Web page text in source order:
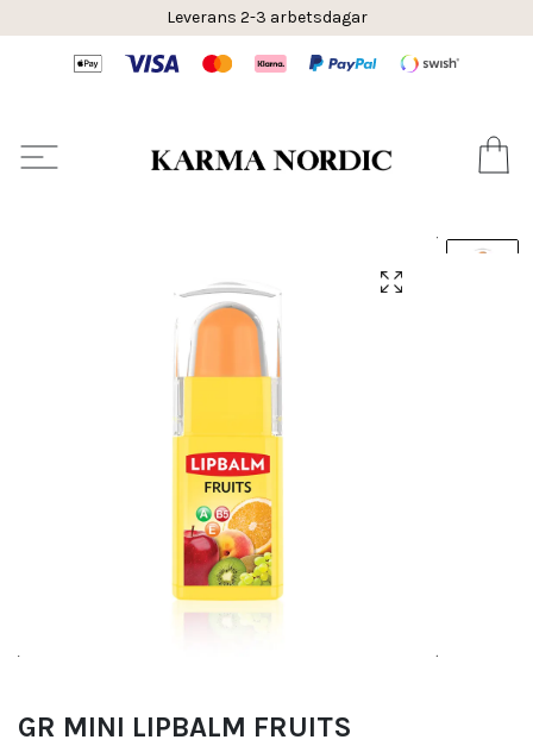
Leverans 2-3 arbetsdagar
GR MINI LIPBALM FRUITS